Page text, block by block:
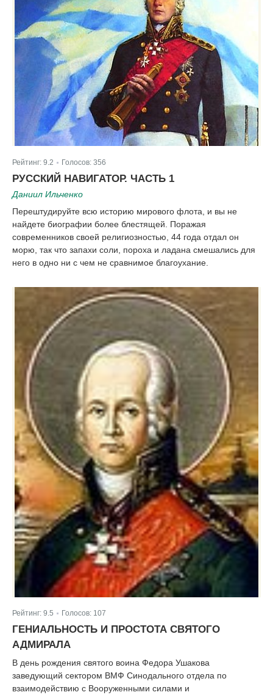
Рейтинг: 9.2 Голосов: 356
РУССКИЙ НАВИГАТОР. ЧАСТЬ 1
Даниил Ильченко
Перештудируйте всю историю мирового флота, и вы не
найдете биографии более блестящей. Поражая
современников своей религиозностью, 44 года отдал он
морю, так что запахи соли, пороха и ладана смешались для
него в одно ни с чем не сравнимое благоухание.
Рейтинг: 9.5 Голосов: 107
ГЕНИАЛЬНОСТЬ И ПРОСТОТА СВЯТОГО
АДМИРАЛА
В день рождения святого воина Федора Ушакова
заведующий сектором ВМФ Синодального отдела по
взаимодействию с Вооруженными силами и